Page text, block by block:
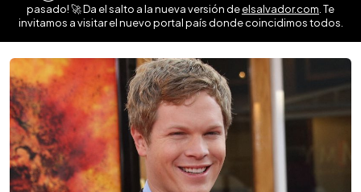
pasado! 🚀 Da el salto a la nueva versión deelsalvador.com . Te
invitamos a visitar el nuevo portal país donde coincidimos todos.